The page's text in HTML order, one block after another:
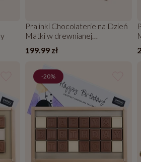
Pralinki Chocolaterie na Dzień
Matki w drewnianej
skrzyneczce
199.99 zł
-20%